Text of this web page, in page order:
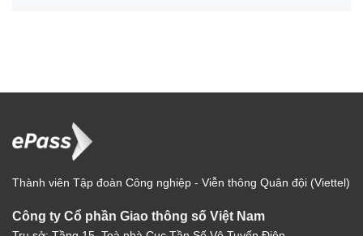
Thành viên Tập đoàn Công nghiệp - Viễn thông Quân đội (Viettel)
Công ty Cổ phần Giao thông số Việt Nam